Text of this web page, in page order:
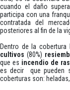
cuando el daño
participa con una
contratada del
posteriores al fin de la
Dentro de la
cultivos (80%)
que es incendio de
es decir que pueden
coberturas son: